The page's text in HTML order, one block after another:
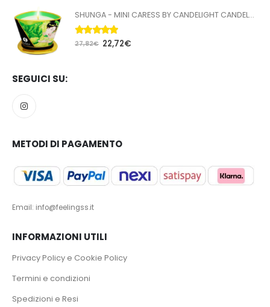
SHUNGA - MINI CARESS BY CANDELIGHT CANDELA DA MASSAGGIO T VERDE 170 ML
5.00Su 5
27,82€ 22,72€
SEGUICI SU:
METODI DI PAGAMENTO
Email: info@feelingss.it
INFORMAZIONI UTILI
Privacy Policy e Cookie Policy
Termini e condizioni
Spedizioni e Resi